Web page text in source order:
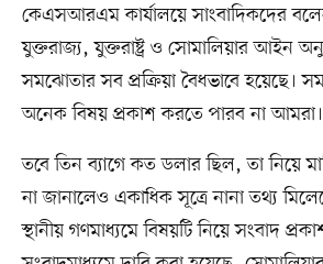
কেএসআরএম কার্যালয়ে সাংবাদিকদের
যুক্তরাজ্য, যুক্তরাষ্ট্র ও সোমালিয়ার আইন
সমঝোতার সব প্রক্রিয়া বৈধভাবে হয়েছে।
অনেক বিষয় প্রকাশ করতে পারব না
তবে তিন ব্যাগে কত ডলার ছিল, তা নিয়ে
না জানালেও একাধিক সূত্রে নানা তথ্য
স্থানীয় গণমাধ্যমে বিষয়টি নিয়ে সংবাদ